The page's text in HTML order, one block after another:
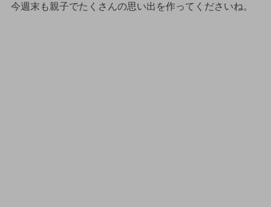
今週末も親子でたくさんの思い出を作ってくださいね。